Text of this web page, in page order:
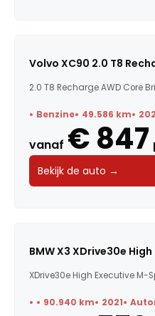
Volvo XC90 2.0 T8
2.0 T8 Recharge AWD Core
Benzine 49.586 km
vanaf € 847
Bekijk de auto →
BMW X3 XDrive30e
XDrive30e High Executive M-
90.940 km 2021